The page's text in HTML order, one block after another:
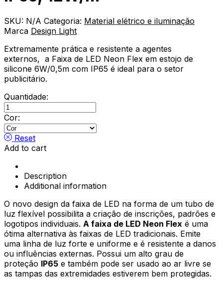
SKU: N/A Categoria: Material elétrico e iluminação
Marca Design Light
Extremamente prática e resistente a agentes
externos, a Faixa de LED Neon Flex em estojo de
silicone 6W/0,5m com IP65 é ideal para o setor
publicitário.
Quantidade:
Fita
LED
Neon
Flex
12DC,
12W/m
quantity
Cor:
Reset
Add to cart
Description
Additional information
O novo design da faixa de LED na forma de um tubo de
luz flexível possibilita a criação de inscrições, padrões e
logotipos individuais. A faixa de LED Neon Flex é uma
ótima alternativa às faixas de LED tradicionais. Emite
uma linha de luz forte e uniforme e é resistente a danos
ou influências externas. Possui um alto grau de
proteção IP65 e também pode ser usado ao ar livre se
as tampas das extremidades estiverem bem protegidas.